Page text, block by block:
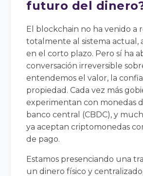
futuro del
El blockchain no ha venido a
totalmente al sistema actual,
en el corto plazo. Pero sí ha
conversación irreversible
entendemos el valor, la
propiedad. Cada vez más
experimentan con monedas
banco central (CBDC), y
ya aceptan criptomonedas
de pago.
Estamos presenciando una
un dinero físico y